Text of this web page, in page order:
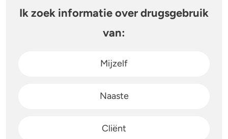
GHB
Zorgen om iemand
Stoppen of minderen
Feiten over verslaving
Ik zoek informatie over drugsgebruik
van:
Mijzelf
Naaste
Cliënt